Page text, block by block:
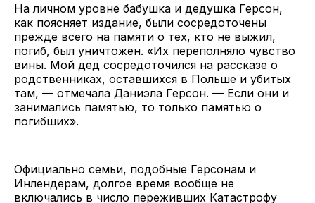
На личном уровне бабушка и дедушка Герсон,
как поясняет издание, были сосредоточены
прежде всего на памяти о тех, кто не выжил,
погиб, был уничтожен. «Их переполняло чувство
вины. Мой дед сосредоточился на рассказе о
родственниках, оставшихся в Польше и убитых
там, — отмечала Даниэла Герсон. — Если они и
занимались памятью, то только памятью о
погибших».
Официально семьи, подобные Герсонам и
Инлендерам, долгое время вообще не
включались в число переживших Катастрофу